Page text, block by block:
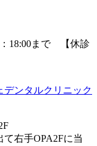
18:00まで 【休診
右手OPA2Fに当